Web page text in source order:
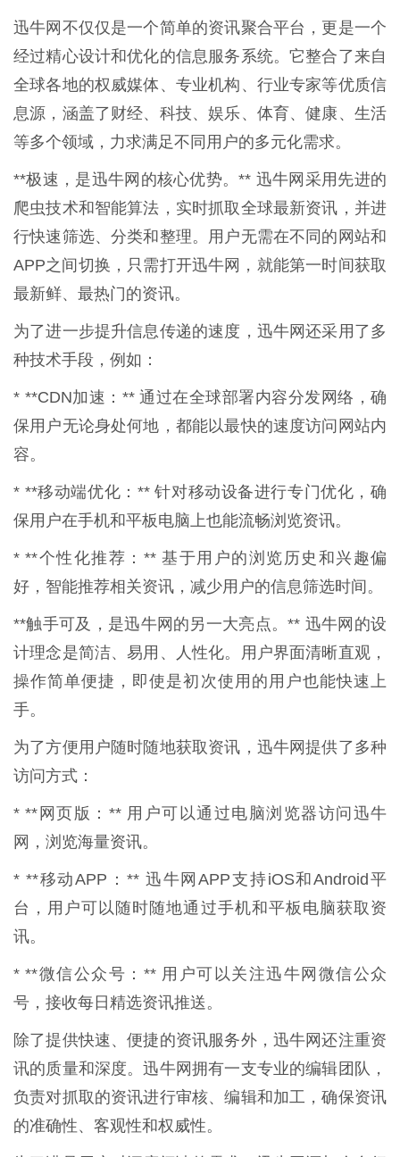
迅牛网不仅仅是一个简单的资讯聚合平台，更是一个
经过精心设计和优化的信息服务系统。它整合了来自
全球各地的权威媒体、专业机构、行业专家等优质信
息源，涵盖了财经、科技、娱乐、体育、健康、生活
等多个领域，力求满足不同用户的多元化需求。
**极速，是迅牛网的核心优势。** 迅牛网采用先进的
爬虫技术和智能算法，实时抓取全球最新资讯，并进
行快速筛选、分类和整理。用户无需在不同的网站和
APP之间切换，只需打开迅牛网，就能第一时间获取
最新鲜、最热门的资讯。
为了进一步提升信息传递的速度，迅牛网还采用了多
种技术手段，例如：
* **CDN加速：** 通过在全球部署内容分发网络，确
保用户无论身处何地，都能以最快的速度访问网站内
容。
* **移动端优化：** 针对移动设备进行专门优化，确
保用户在手机和平板电脑上也能流畅浏览资讯。
* **个性化推荐：** 基于用户的浏览历史和兴趣偏
好，智能推荐相关资讯，减少用户的信息筛选时间。
**触手可及，是迅牛网的另一大亮点。** 迅牛网的设
计理念是简洁、易用、人性化。用户界面清晰直观，
操作简单便捷，即使是初次使用的用户也能快速上
手。
为了方便用户随时随地获取资讯，迅牛网提供了多种
访问方式：
* **网页版：** 用户可以通过电脑浏览器访问迅牛
网，浏览海量资讯。
* **移动APP：** 迅牛网APP支持iOS和Android平
台，用户可以随时随地通过手机和平板电脑获取资
讯。
* **微信公众号：** 用户可以关注迅牛网微信公众
号，接收每日精选资讯推送。
除了提供快速、便捷的资讯服务外，迅牛网还注重资
讯的质量和深度。迅牛网拥有一支专业的编辑团队，
负责对抓取的资讯进行审核、编辑和加工，确保资讯
的准确性、客观性和权威性。